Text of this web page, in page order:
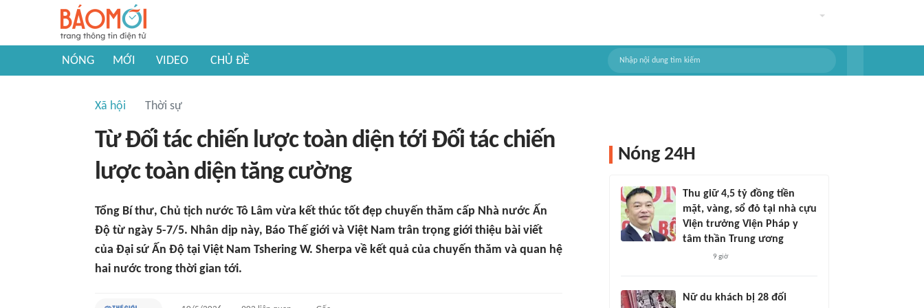
NÓNG MỚI VIDEO CHỦ ĐỀ
Xã hội Thời sự
Từ Đối tác chiến lược toàn diện tới Đối tác chiến
lược toàn diện tăng cường
Tổng Bí thư, Chủ tịch nước Tô Lâm vừa kết thúc tốt đẹp chuyến thăm cấp Nhà nước Ấn
Độ từ ngày 5-7/5. Nhân dịp này, Báo Thế giới và Việt Nam trân trọng giới thiệu bài viết
của Đại sứ Ấn Độ tại Việt Nam Tshering W. Sherpa về kết quả của chuyến thăm và quan hệ
hai nước trong thời gian tới.
Nóng 24H
Thu giữ 4,5 tỷ đồng tiền
mặt, vàng, sổ đỏ tại nhà cựu
Viện trưởng Viện Pháp y
tâm thần Trung ương
9 giờ
Nữ du khách bị 28 đối